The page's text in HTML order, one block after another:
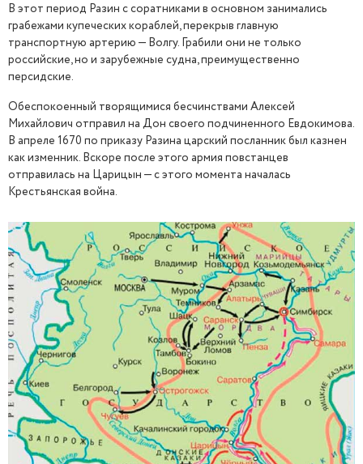
В этот период Разин с соратниками в основном занимались
грабежами купеческих кораблей, перекрыв главную
транспортную артерию — Волгу. Грабили они не только
российские, но и зарубежные судна, преимущественно
персидские.
Обеспокоенный творящимися бесчинствами Алексей
Михайлович отправил на Дон своего подчиненного Евдокимова.
В апреле 1670 по приказу Разина царский посланник был казнен
как изменник. Вскоре после этого армия повстанцев
отправилась на Царицын — с этого момента началась
Крестьянская война.